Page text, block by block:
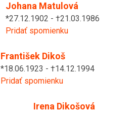
Johana Matulová
*27.12.1902 - †21.03.1986
Pridať spomienku
František Dikoš
*18.06.1923 - †14.12.1994
Pridať spomienku
Irena Dikošová